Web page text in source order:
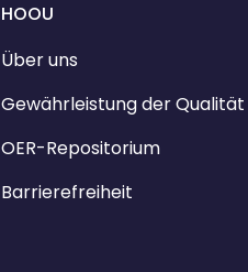
HOOU
Über uns
Gewährleistung der Qualität
OER-Repositorium
Barrierefreiheit